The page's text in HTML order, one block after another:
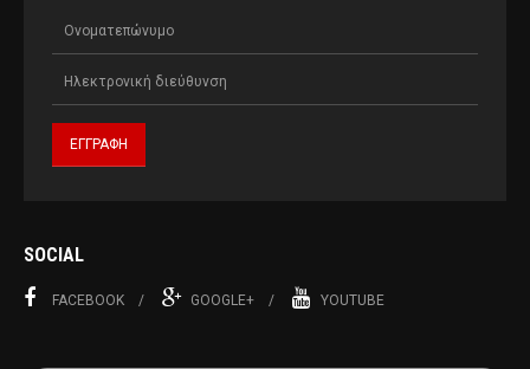
SOCIAL
FACEBOOK GOOGLE+ YOUTUBE